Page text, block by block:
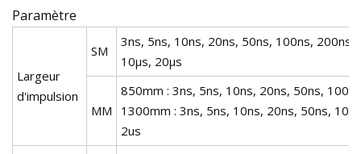
Paramètre
Largeur
d'impulsion
SM
3ns, 5ns, 10ns, 20ns, 50ns, 100ns, 200ns,
10μs, 20μs
MM
850mm : 3ns, 5ns, 10ns, 20ns, 50ns,
1300mm : 3ns, 5ns, 10ns, 20ns, 50ns,
2us